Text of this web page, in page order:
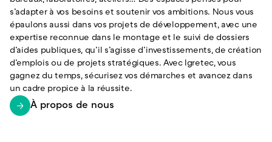
s’adapter à vos besoins et soutenir vos ambitions. Nous vous
épaulons aussi dans vos projets de développement, avec une
expertise reconnue dans le montage et le suivi de dossiers
d’aides publiques, qu’il s’agisse d’investissements, de création
d’emplois ou de projets stratégiques. Avec Igretec, vous
gagnez du temps, sécurisez vos démarches et avancez dans
un cadre propice à la réussite.
À propos de nous